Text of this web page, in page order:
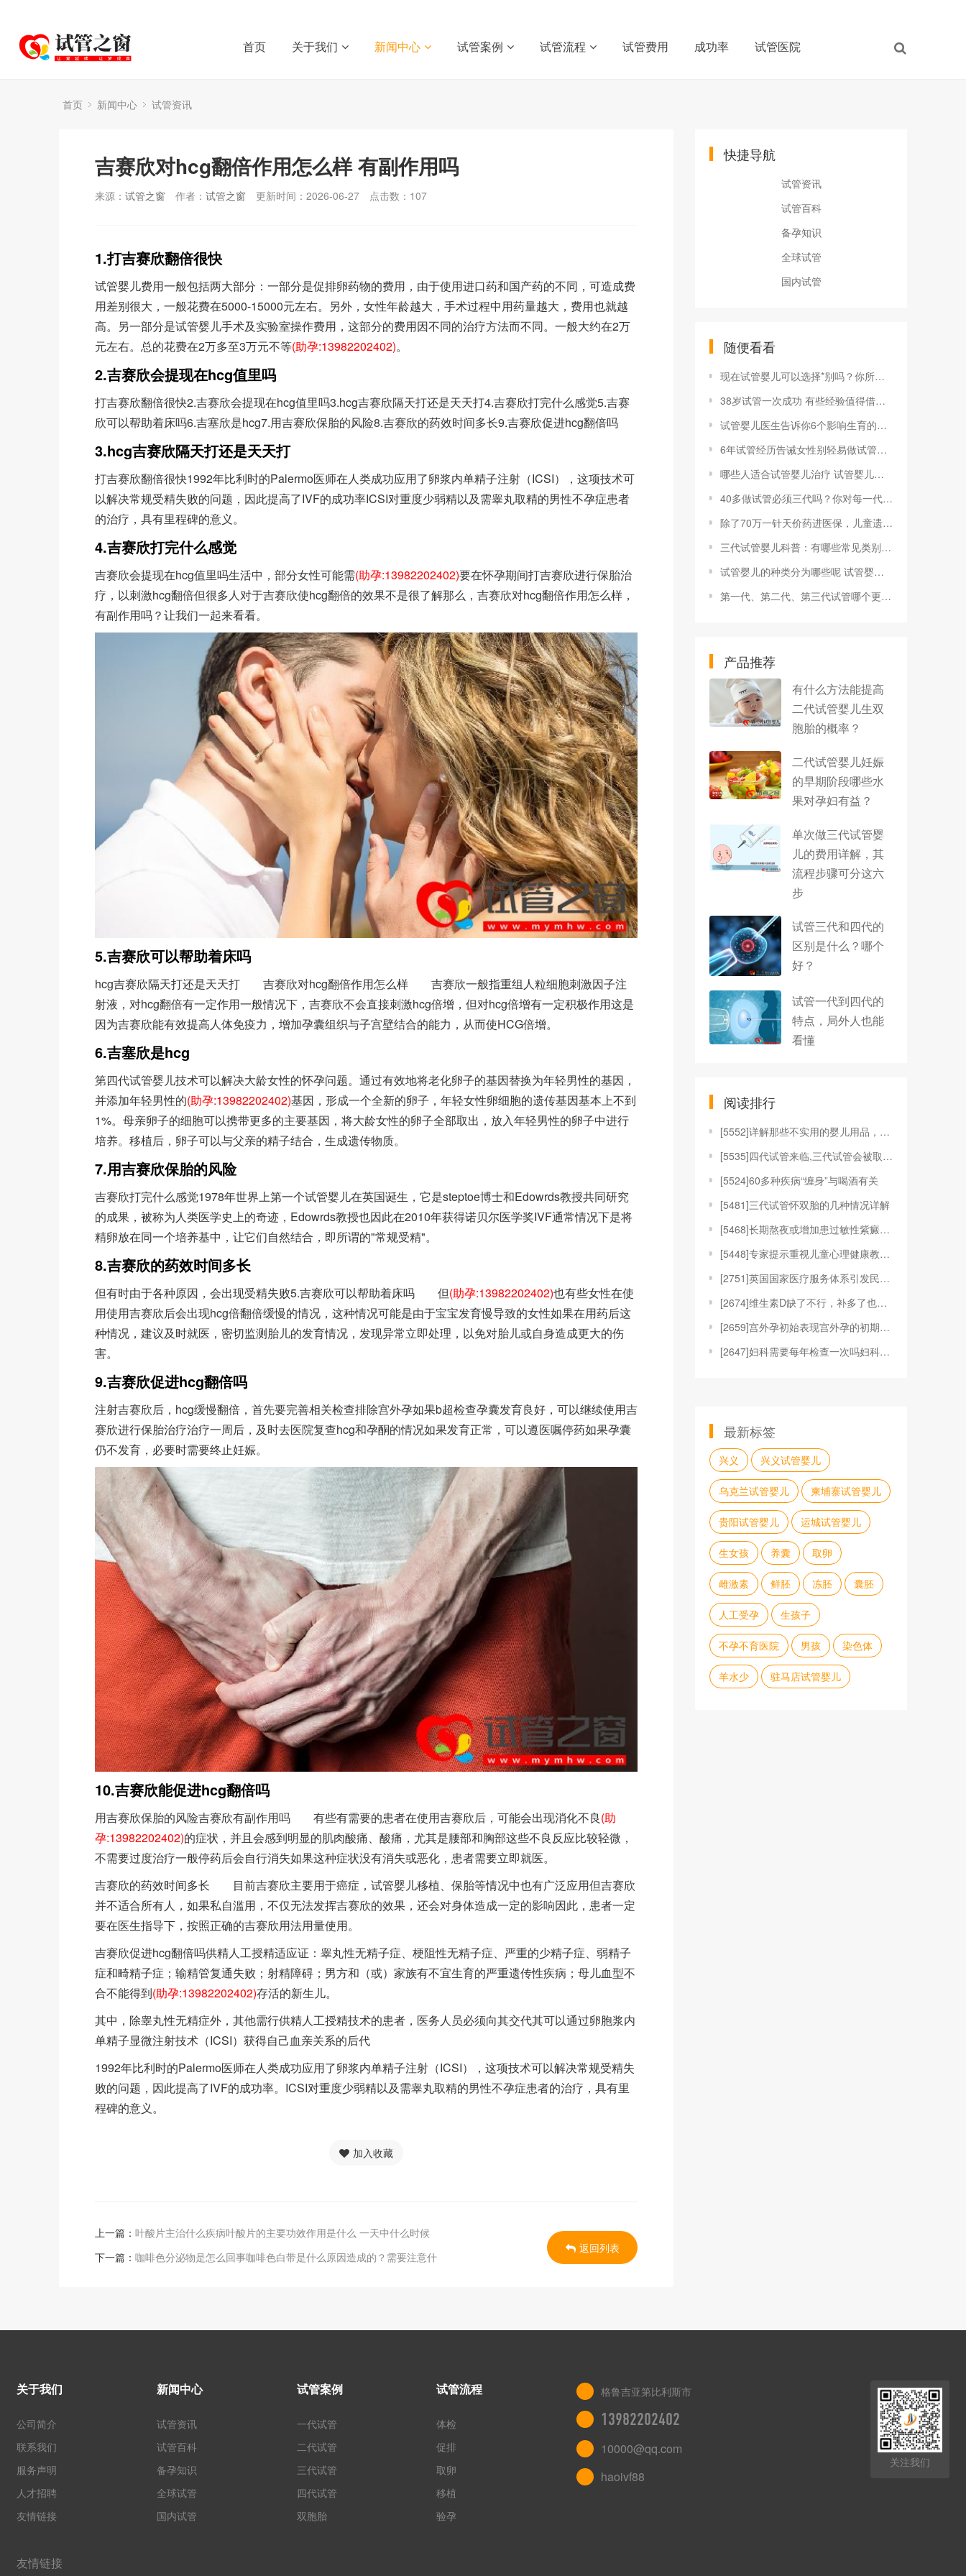
首页 关于我们 新闻中心 试管案例 试管流程 试管费用 成功率 试管医院
首页 新闻中心 试管资讯
吉赛欣对hcg翻倍作用怎么样 有副作用吗
来源： 试管之窗 作者： 试管之窗 更新时间：2026-06-27 点击数： 107
1.打吉赛欣翻倍很快
试管婴儿费用一般包括两大部分：一部分是促排卵药物的费用，由于使用进口药和国产药的不同，可造成费
用差别很大，一般花费在5000-15000元左右。另外，女性年龄越大，手术过程中用药量越大，费用也就越
高。另一部分是试管婴儿手术及实验室操作费用，这部分的费用因不同的治疗方法而不同。一般大约在2万
元左右。总的花费在2万多至3万元不等(助孕:13982202402)。
2.吉赛欣会提现在hcg值里吗
打吉赛欣翻倍很快2.吉赛欣会提现在hcg值里吗3.hcg吉赛欣隔天打还是天天打4.吉赛欣打完什么感觉5.吉赛
欣可以帮助着床吗6.吉塞欣是hcg7.用吉赛欣保胎的风险8.吉赛欣的药效时间多长9.吉赛欣促进hcg翻倍吗
3.hcg吉赛欣隔天打还是天天打
打吉赛欣翻倍很快1992年比利时的Palermo医师在人类成功应用了卵浆内单精子注射（ICSI），这项技术可
以解决常规受精失败的问题，因此提高了IVF的成功率ICSI对重度少弱精以及需睾丸取精的男性不孕症患者
的治疗，具有里程碑的意义。
4.吉赛欣打完什么感觉
吉赛欣会提现在hcg值里吗生活中，部分女性可能需(助孕:13982202402)要在怀孕期间打吉赛欣进行保胎治
疗，以刺激hcg翻倍但很多人对于吉赛欣使hcg翻倍的效果不是很了解那么，吉赛欣对hcg翻倍作用怎么样，
有副作用吗？让我们一起来看看。
5.吉赛欣可以帮助着床吗
hcg吉赛欣隔天打还是天天打 吉赛欣对hcg翻倍作用怎么样 吉赛欣一般指重组人粒细胞刺激因子注
射液，对hcg翻倍有一定作用一般情况下，吉赛欣不会直接刺激hcg倍增，但对hcg倍增有一定积极作用这是
因为吉赛欣能有效提高人体免疫力，增加孕囊组织与子宫壁结合的能力，从而使HCG倍增。
6.吉塞欣是hcg
第四代试管婴儿技术可以解决大龄女性的怀孕问题。通过有效地将老化卵子的基因替换为年轻男性的基因，
并添加年轻男性的(助孕:13982202402)基因，形成一个全新的卵子，年轻女性卵细胞的遗传基因基本上不到
1%。母亲卵子的细胞可以携带更多的主要基因，将大龄女性的卵子全部取出，放入年轻男性的卵子中进行
培养。移植后，卵子可以与父亲的精子结合，生成遗传物质。
7.用吉赛欣保胎的风险
吉赛欣打完什么感觉1978年世界上第一个试管婴儿在英国诞生，它是steptoe博士和Edowrds教授共同研究
的成果，被称为人类医学史上的奇迹，Edowrds教授也因此在2010年获得诺贝尔医学奖IVF通常情况下是将
精卵放在同一个培养基中，让它们自然结合，即所谓的"常规受精"。
8.吉赛欣的药效时间多长
但有时由于各种原因，会出现受精失败5.吉赛欣可以帮助着床吗 但(助孕:13982202402)也有些女性在使
用使用吉赛欣后会出现hcg倍翻倍缓慢的情况，这种情况可能是由于宝宝发育慢导致的女性如果在用药后这
种情况，建议及时就医，密切监测胎儿的发育情况，发现异常立即处理，以免对胎儿或自身造成更大的伤
害。
9.吉赛欣促进hcg翻倍吗
注射吉赛欣后，hcg缓慢翻倍，首先要完善相关检查排除宫外孕如果b超检查孕囊发育良好，可以继续使用吉
赛欣进行保胎治疗治疗一周后，及时去医院复查hcg和孕酮的情况如果发育正常，可以遵医嘱停药如果孕囊
仍不发育，必要时需要终止妊娠。
10.吉赛欣能促进hcg翻倍吗
用吉赛欣保胎的风险吉赛欣有副作用吗 有些有需要的患者在使用吉赛欣后，可能会出现消化不良(助
孕:13982202402)的症状，并且会感到明显的肌肉酸痛、酸痛，尤其是腰部和胸部这些不良反应比较轻微，
不需要过度治疗一般停药后会自行消失如果这种症状没有消失或恶化，患者需要立即就医。
吉赛欣的药效时间多长 目前吉赛欣主要用于癌症，试管婴儿移植、保胎等情况中也有广泛应用但吉赛欣
并不适合所有人，如果私自滥用，不仅无法发挥吉赛欣的效果，还会对身体造成一定的影响因此，患者一定
要在医生指导下，按照正确的吉赛欣用法用量使用。
吉赛欣促进hcg翻倍吗供精人工授精适应证：睾丸性无精子症、梗阻性无精子症、严重的少精子症、弱精子
症和畸精子症；输精管复通失败；射精障碍；男方和（或）家族有不宜生育的严重遗传性疾病；母儿血型不
合不能得到(助孕:13982202402)存活的新生儿。
其中，除睾丸性无精症外，其他需行供精人工授精技术的患者，医务人员必须向其交代其可以通过卵胞浆内
单精子显微注射技术（ICSI）获得自己血亲关系的后代
1992年比利时的Palermo医师在人类成功应用了卵浆内单精子注射（ICSI），这项技术可以解决常规受精失
败的问题，因此提高了IVF的成功率。ICSI对重度少弱精以及需睾丸取精的男性不孕症患者的治疗，具有里
程碑的意义。
加入收藏
上一篇： 叶酸片主治什么疾病叶酸片的主要功效作用是什么 一天中什么时候
下一篇： 咖啡色分泌物是怎么回事咖啡色白带是什么原因造成的？需要注意什
返回列表
快捷导航
试管资讯
试管百科
备孕知识
全球试管
国内试管
随便看看
现在试管婴儿可以选择*别吗？你所了解的选择*别是什么？
38岁试管一次成功 有些经验值得借鉴 你一定要看
试管婴儿医生告诉你6个影响生育的生活习惯
6年试管经历告诫女性别轻易做试管婴儿,三个代价
哪些人适合试管婴儿治疗 试管婴儿手术适合哪些疾病
40多做试管必须三代吗？你对每一代试管婴儿了解多少
除了70万一针天价药进医保，儿童遗传病还要关注......
三代试管婴儿科普：有哪些常见类别的遗传病？
试管婴儿的种类分为哪些呢 试管婴儿有哪些种类
第一代、第二代、第三代试管哪个更好？答案竟然意想不到！
产品推荐
有什么方法能提高
二代试管婴儿生双
胞胎的概率？
二代试管婴儿妊娠
的早期阶段哪些水
果对孕妇有益？
单次做三代试管婴
儿的费用详解，其
流程步骤可分这六
步
试管三代和四代的
区别是什么？哪个
好？
试管一代到四代的
特点，局外人也能
看懂
阅读排行
[5552]详解那些不实用的婴儿用品，这些东西宝妈别
[5535]四代试管来临,三代试管会被取代吗
[5524]60多种疾病“缠身”与喝酒有关
[5481]三代试管怀双胎的几种情况详解
[5468]长期熬夜或增加患过敏性紫癜风险
[5448]专家提示重视儿童心理健康教育 加强心理疾
[2751]英国国家医疗服务体系引发民众批评
[2674]维生素D缺了不行，补多了也不成
[2659]宫外孕初始表现宫外孕的初期反应是什么症状
[2647]妇科需要每年检查一次吗妇科检查每年都要检
最新标签
兴义 兴义试管婴儿
乌克兰试管婴儿 柬埔寨试管婴儿
贵阳试管婴儿 运城试管婴儿
生女孩 养囊 取卵
雌激素 鲜胚 冻胚 囊胚
人工受孕 生孩子
不孕不育医院 男孩 染色体
羊水少 驻马店试管婴儿
关于我们
公司简介
联系我们
服务声明
人才招聘
友情链接
新闻中心
试管资讯
试管百科
备孕知识
全球试管
国内试管
试管案例
一代试管
二代试管
三代试管
四代试管
双胞胎
试管流程
体检
促排
取卵
移植
验孕
格鲁吉亚第比利斯市
13982202402
10000@qq.com
haoivf88
关注我们
友情链接